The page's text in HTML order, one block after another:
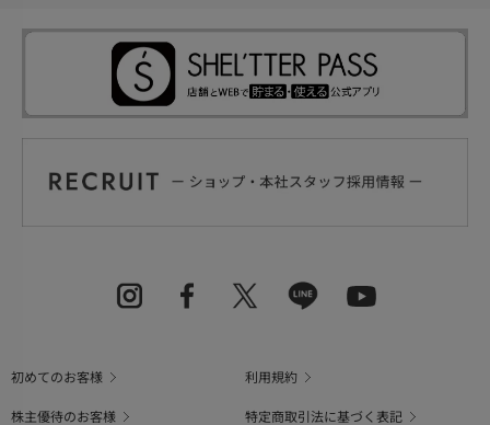
初めてのお客様
利用規約
株主優待のお客様
特定商取引法に基づく表記